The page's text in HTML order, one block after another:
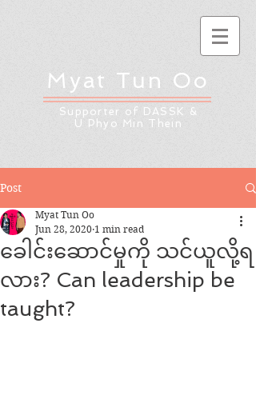
Myat Tun Oo
Supporter of DASSK &
U Phyo Min Thein
Post
ခေါင်းဆောင်မှုကို သင်ယူလို့ရ
လား? Can leadership be
taught?
Myat Tun Oo
Jun 28, 2020 1 min read